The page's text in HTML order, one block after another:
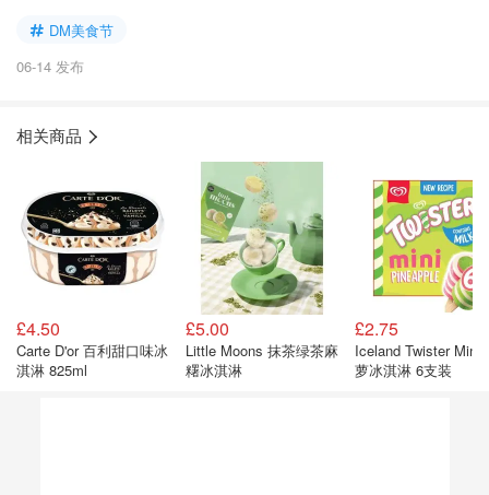
DM美食节
06-14 发布
相关商品
£4.50
Carte D'or 百利甜口味冰
淇淋 825ml
£5.00
Little Moons 抹茶绿茶麻
糬冰淇淋
£2.75
Iceland Twister Mini
萝冰淇淋 6支装